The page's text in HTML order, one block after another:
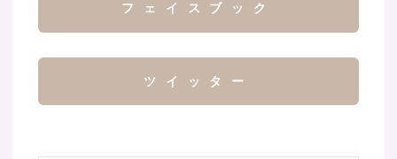
フェイスブック
ツイッター